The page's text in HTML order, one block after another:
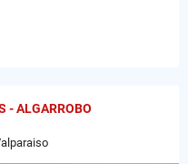
- ALGARROBO